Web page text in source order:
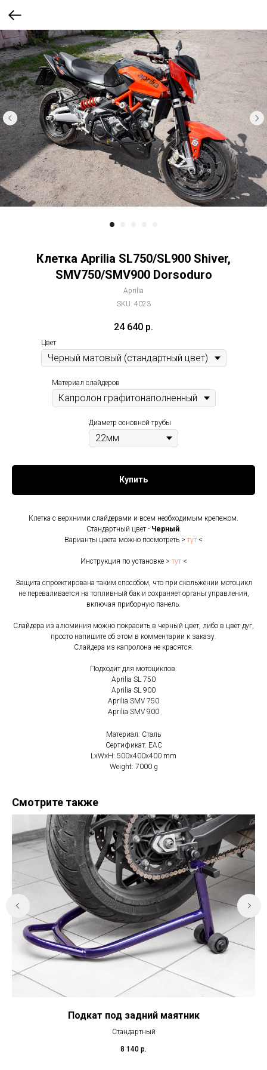
Клетка Aprilia SL750/SL900 Shiver,
SMV750/SMV900 Dorsoduro
Aprilia
SKU: 4023
24 640 р.
Цвет
Материал слайдеров
Диаметр основной трубы
Купить
Клетка с верхними слайдерами и всем необходимым крепежом.
Стандартный цвет - Черный.
Варианты цвета можно посмотреть > тут <
Инструкция по установке > тут<
Защита спроектирована таким способом, что при скольжении мотоцикл
не переваливается на топливный бак и сохраняет органы управления,
включая приборную панель.
Слайдера из алюминия можно покрасить в черный цвет, либо в цвет дуг,
просто напишите об этом в комментарии к заказу.
Слайдера из капролона не красятся.
Подходит для мотоциклов:
Aprilia SL 750
Aprilia SL 900
Aprilia SМV 750
Aprilia SМV 900
Материал: Сталь
Сертификат: EAC
LxWxH: 500x400x400 mm
Weight: 7000 g
Смотрите также
Подкат под задний маятник
Стандартный
8 140 р.